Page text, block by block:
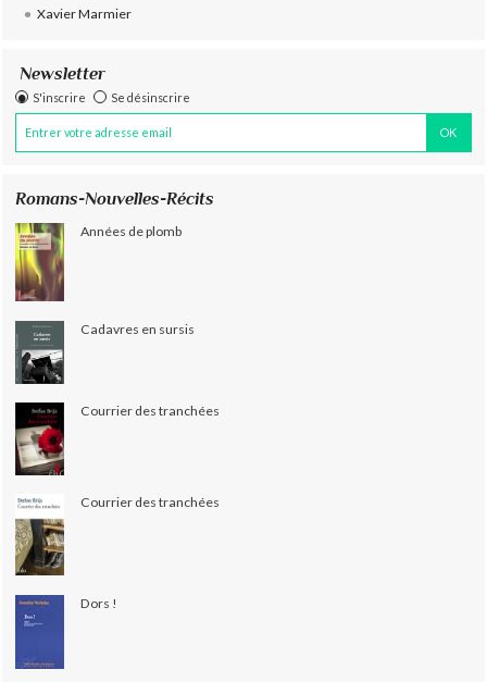
Xavier Marmier
Newsletter
S'inscrire Se désinscrire
Romans-Nouvelles-Récits
Années de plomb
Cadavres en sursis
Courrier des tranchées
Courrier des tranchées
Dors !